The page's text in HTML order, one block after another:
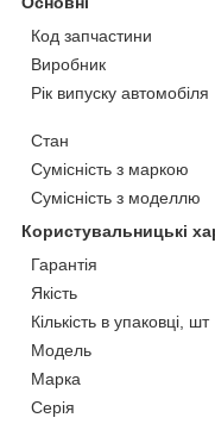
Код запчастини
Виробник
Рік випуску автомобіля
Стан
Сумісність з маркою
Сумісність з моделлю
Користувальницькі
Гарантія
Якість
Кількість в упаковці, шт
Мoдель
Марка
Серія